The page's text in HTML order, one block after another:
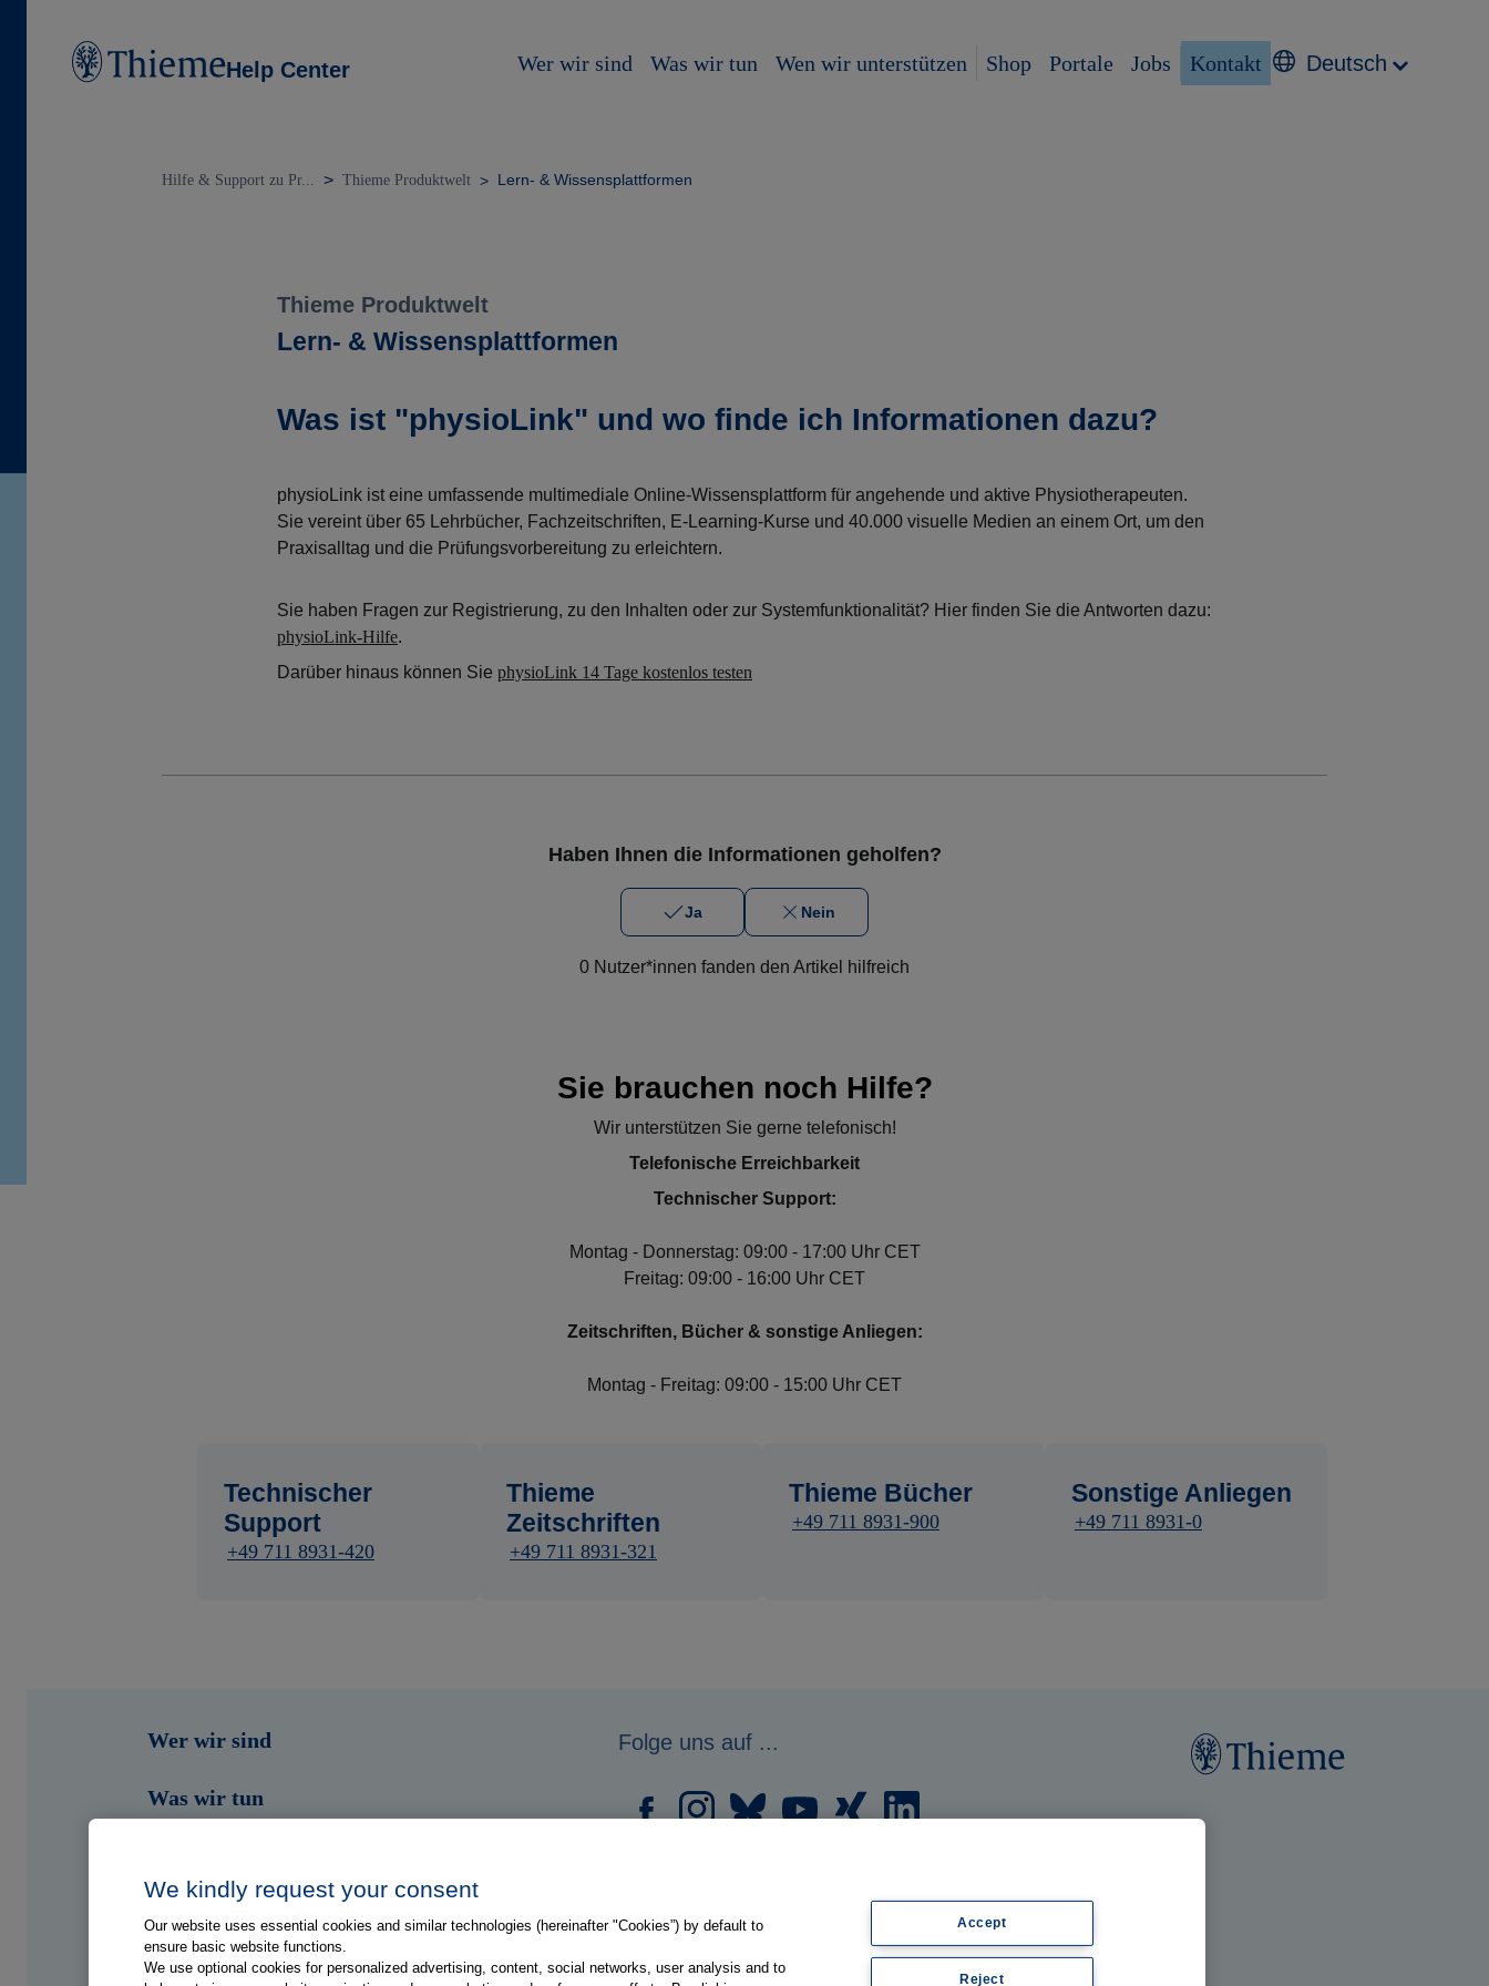
Help Center Wer wir sind Was wir tun Wen wir unterstützen Shop Portale Jobs Kontakt Deutsch
Hilfe & Support zu Pr... Thieme Produktwelt Lern- & Wissensplattformen
Thieme Produktwelt
Lern- & Wissensplattformen
Was ist "physioLink" und wo finde ich Informationen dazu?
physioLink ist eine umfassende multimediale Online-Wissensplattform für angehende und aktive Physiotherapeuten.
Sie vereint über 65 Lehrbücher, Fachzeitschriften, E-Learning-Kurse und 40.000 visuelle Medien an einem Ort, um den
Praxisalltag und die Prüfungsvorbereitung zu erleichtern.
Sie haben Fragen zur Registrierung, zu den Inhalten oder zur Systemfunktionalität? Hier finden Sie die Antworten dazu:
physioLink-Hilfe.
Darüber hinaus können Sie physioLink 14 Tage kostenlos testen
Haben Ihnen die Informationen geholfen?
Ja Nein
0 Nutzer*innen fanden den Artikel hilfreich
Sie brauchen noch Hilfe?
Wir unterstützen Sie gerne telefonisch!
Telefonische Erreichbarkeit
Technischer Support:
Montag - Donnerstag: 09:00 - 17:00 Uhr CET
Freitag: 09:00 - 16:00 Uhr CET
Zeitschriften, Bücher & sonstige Anliegen:
Montag - Freitag: 09:00 - 15:00 Uhr CET
Technischer
Support
+49 711 8931-420
Thieme
Zeitschriften
+49 711 8931-321
Thieme Bücher
+49 711 8931-900
Sonstige Anliegen
+49 711 8931-0
Wer wir sind
Was wir tun
Portale
Folge uns auf ...
We kindly request your consent
Our website uses essential cookies and similar technologies (hereinafter "Cookies”) by default to
ensure basic website functions.
We use optional cookies for personalized advertising, content, social networks, user analysis and to
Accept
Reject